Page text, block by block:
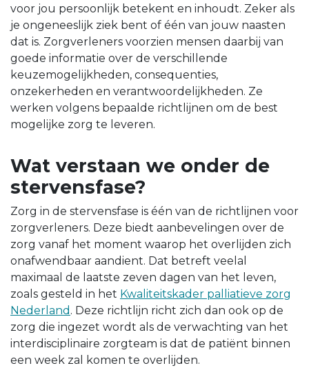
voor jou persoonlijk betekent en inhoudt. Zeker als
je ongeneeslijk ziek bent of één van jouw naasten
dat is. Zorgverleners voorzien mensen daarbij van
goede informatie over de verschillende
keuzemogelijkheden, consequenties,
onzekerheden en verantwoordelijkheden. Ze
werken volgens bepaalde richtlijnen om de best
mogelijke zorg te leveren.
Wat verstaan we onder de
stervensfase?
Zorg in de stervensfase is één van de richtlijnen voor
zorgverleners. Deze biedt aanbevelingen over de
zorg vanaf het moment waarop het overlijden zich
onafwendbaar aandient. Dat betreft veelal
maximaal de laatste zeven dagen van het leven,
zoals gesteld in het Kwaliteitskader palliatieve zorg
Nederland . Deze richtlijn richt zich dan ook op de
zorg die ingezet wordt als de verwachting van het
interdisciplinaire zorgteam is dat de patiënt binnen
een week zal komen te overlijden.